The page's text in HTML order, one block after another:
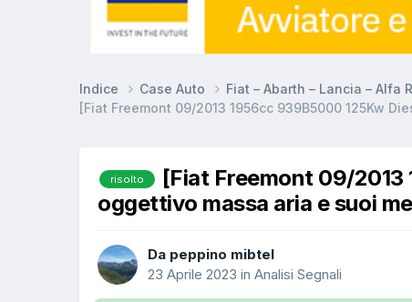
Indice Case Auto Fiat – Abarth – Lancia – Alfa
[Fiat Freemont 09/2013 1956cc 939B5000 125Kw
risolto
[Fiat Freemont 09/
oggettivo massa aria e suoi
Da peppino mibtel
23 Aprile 2023 in Analisi Segnali